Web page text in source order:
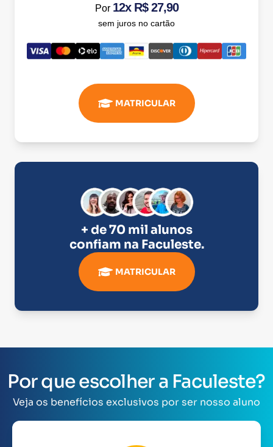
Por 12x R$ 27,90
sem juros no cartão
MATRICULAR
+ de 70 mil alunos
confiam na Faculeste.
MATRICULAR
Por que escolher a Faculeste?
Veja os benefícios exclusivos por ser nosso aluno